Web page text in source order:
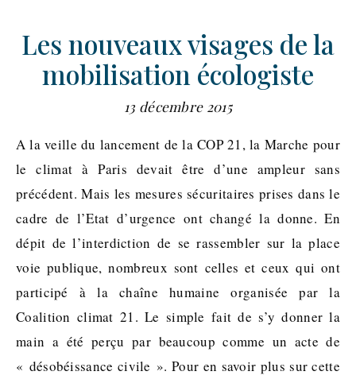
Les nouveaux visages de la
mobilisation écologiste
13 décembre 2015
A la veille du lancement de la COP 21, la Marche pour
le climat à Paris devait être d’une ampleur sans
précédent. Mais les mesures sécuritaires prises dans le
cadre de l’Etat d’urgence ont changé la donne. En
dépit de l’interdiction de se rassembler sur la place
voie publique, nombreux sont celles et ceux qui ont
participé à la chaîne humaine organisée par la
Coalition climat 21. Le simple fait de s’y donner la
main a été perçu par beaucoup comme un acte de
« désobéissance civile ». Pour en savoir plus sur cette